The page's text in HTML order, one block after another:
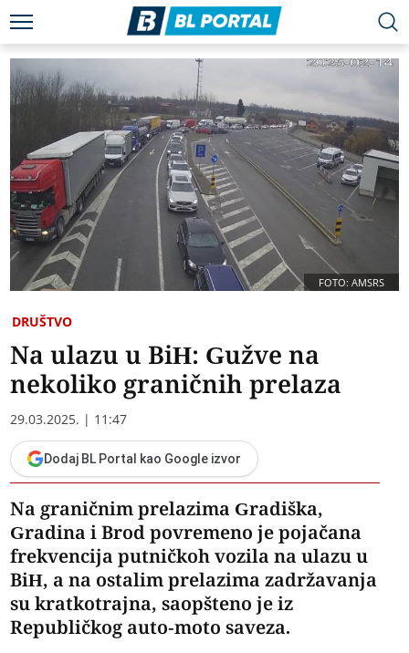
FOTO: AMSRS
DRUŠTVO
Na ulazu u BiH: Gužve na
nekoliko graničnih prelaza
29.03.2025. | 11:47
Dodaj BL Portal kao Google izvor
Na graničnim prelazima Gradiška,
Gradina i Brod povremeno je pojačana
frekvencija putničkoh vozila na ulazu u
BiH, a na ostalim prelazima zadržavanja
su kratkotrajna, saopšteno je iz
Republičkog auto-moto saveza.